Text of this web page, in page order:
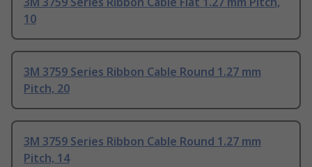
10
3M 3759 Series Ribbon Cable Round 1.27 mm
Pitch, 20
3M 3759 Series Ribbon Cable Round 1.27 mm
Pitch, 14